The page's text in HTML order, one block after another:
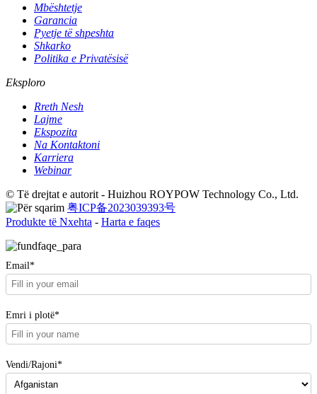
Mbështetje
Garancia
Pyetje të shpeshta
Shkarko
Politika e Privatësisë
Eksploro
Rreth Nesh
Lajme
Ekspozita
Na Kontaktoni
Karriera
Webinar
© Të drejtat e autorit - Huizhou ROYPOW Technology Co., Ltd.
粤ICP备2023039393号
Produkte të Nxehta - Harta e faqes
Email*
Emri i plotë*
Vendi/Rajoni*